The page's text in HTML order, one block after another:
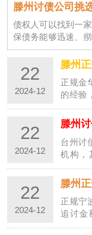
滕州讨债公司挑
债权人可以找到一
保债务能够迅速、
选择不仅仅是为了
护商业环境的稳定
和…
22
2024-12
正规金
的经验
讨的目
更加规
障。随
来越受
22
2024-12
台州讨
机构，
款。在
要考虑
需求并
的收费
22
2024-12
正规宁
追讨金
说，服